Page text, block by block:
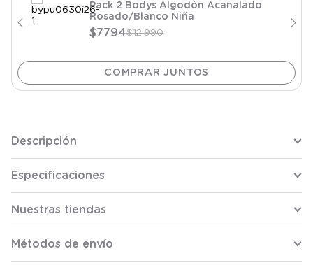
Pack 2 Bodys Algodón Acanalado
Rosado/Blanco Niña
$7794$12.990
Descripción
Especificaciones
Nuestras tiendas
Métodos de envío